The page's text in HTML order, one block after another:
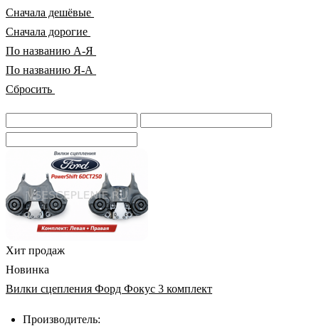
Cначала дешёвые
Cначала дорогие
По названию А-Я
По названию Я-А
Сбросить
Хит продаж
Новинка
Вилки сцепления Форд Фокус 3 комплект
Производитель: